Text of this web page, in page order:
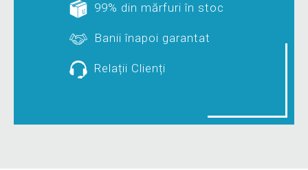
99% din mărfuri în stoc
Banii înapoi garantat
Relații Clienți